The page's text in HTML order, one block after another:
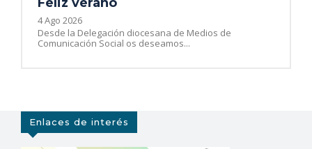
4 Ago 2026
Desde la Delegación diocesana de Medios de
Comunicación Social os deseamos...
Enlaces de interés